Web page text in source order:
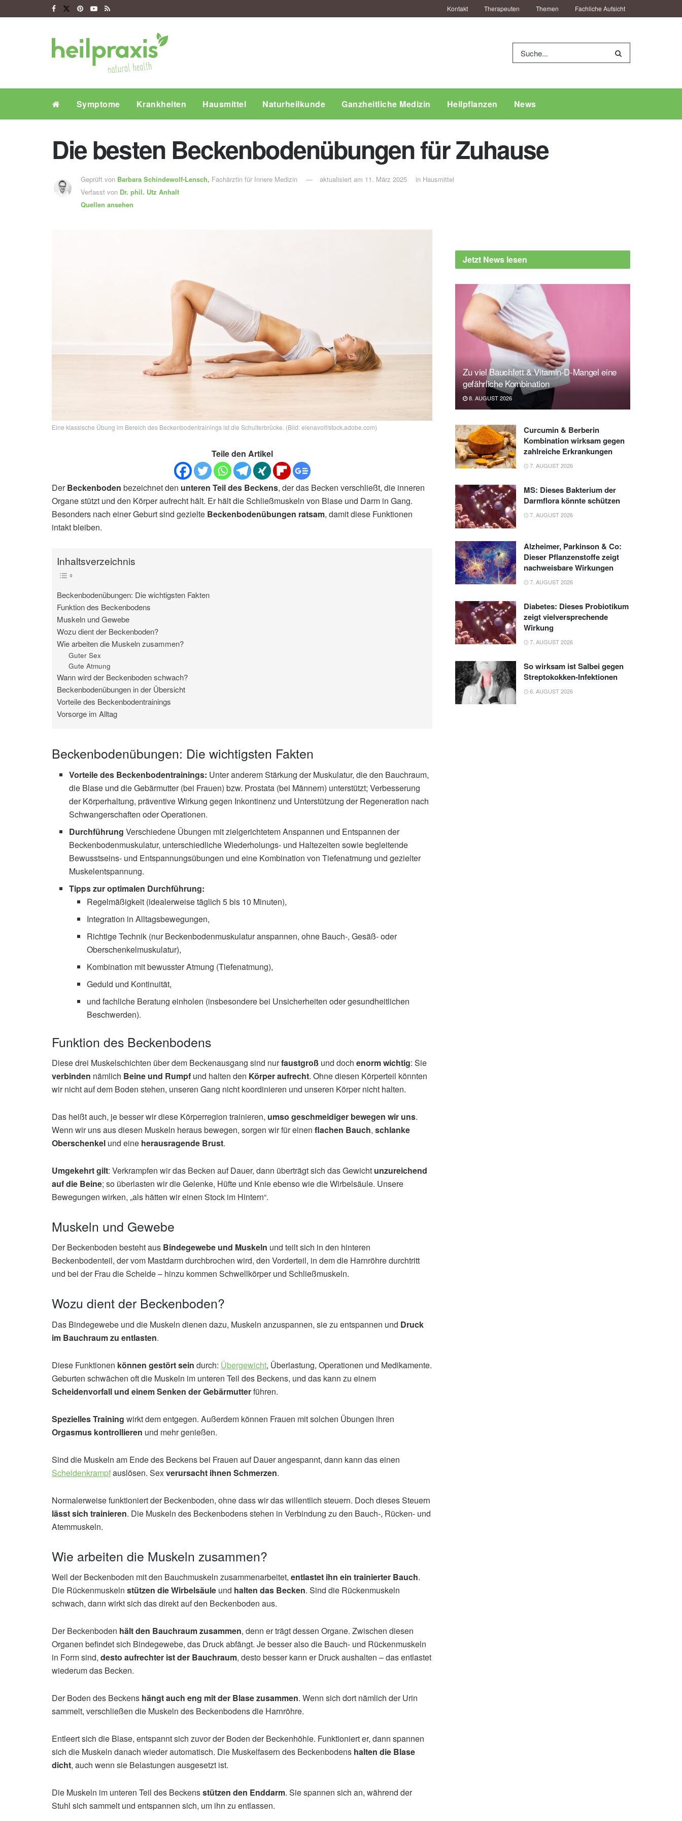
Kontakt Therapeuten Themen Fachliche Aufsicht
Symptome Krankheiten Hausmittel Naturheilkunde Ganzheitliche Medizin Heilpflanzen News
Die besten Beckenbodenübungen für Zuhause
Geprüft von Barbara Schindewolf-Lensch, Fachärztin für Innere Medizin
Verfasst von Dr. phil. Utz Anhalt
Quellen ansehen
aktualisiert am 11. März 2025 in Hausmittel
Eine klassische Übung im Bereich des Beckenbodentrainings ist die Schulterbrücke. (Bild: elenavolf/stock.adobe.com)
Teile den Artikel
DerBeckenboden bezeichnet den unteren Teil des Beckens, der das Becken verschließt, die inneren
Organe stützt und den Körper aufrecht hält. Er hält die Schließmuskeln von Blase und Darm in Gang.
Besonders nach einer Geburt sind gezielte Beckenbodenübungen ratsam, damit diese Funktionen
intakt bleiben.
Inhaltsverzeichnis
Beckenbodenübungen: Die wichtigsten Fakten
Funktion des Beckenbodens
Muskeln und Gewebe
Wozu dient der Beckenboden?
Wie arbeiten die Muskeln zusammen?
Guter Sex
Gute Atmung
Wann wird der Beckenboden schwach?
Beckenbodenübungen in der Übersicht
Vorteile des Beckenbodentrainings
Vorsorge im Alltag
Beckenbodenübungen: Die wichtigsten Fakten
Vorteile des Beckenbodentrainings: Unter anderem Stärkung der Muskulatur, die den Bauchraum,
die Blase und die Gebärmutter (bei Frauen) bzw. Prostata (bei Männern) unterstützt; Verbesserung
der Körperhaltung, präventive Wirkung gegen Inkontinenz und Unterstützung der Regeneration nach
Schwangerschaften oder Operationen.
Durchführung Verschiedene Übungen mit zielgerichtetem Anspannen und Entspannen der
Beckenbodenmuskulatur, unterschiedliche Wiederholungs- und Haltezeiten sowie begleitende
Bewusstseins- und Entspannungsübungen und eine Kombination von Tiefenatmung und gezielter
Muskelentspannung.
Tipps zur optimalen Durchführung:
Regelmäßigkeit (idealerweise täglich 5 bis 10 Minuten),
Integration in Alltagsbewegungen,
Richtige Technik (nur Beckenbodenmuskulatur anspannen, ohne Bauch-, Gesäß- oder
Oberschenkelmuskulatur),
Kombination mit bewusster Atmung (Tiefenatmung),
Geduld und Kontinuität,
und fachliche Beratung einholen (insbesondere bei Unsicherheiten oder gesundheitlichen
Beschwerden).
Funktion des Beckenbodens
Diese drei Muskelschichten über dem Beckenausgang sind nurfaustgroß und doch enorm wichtig: Sie
verbinden nämlich Beine und Rumpf und halten den Körper aufrecht. Ohne diesen Körperteil könnten
wir nicht auf dem Boden stehen, unseren Gang nicht koordinieren und unseren Körper nicht halten.
Das heißt auch, je besser wir diese Körperregion trainieren, umso geschmeidiger bewegen wir uns.
Wenn wir uns aus diesen Muskeln heraus bewegen, sorgen wir für einen flachen Bauch, schlanke
Oberschenkel und eine herausragende Brust.
Umgekehrt gilt: Verkrampfen wir das Becken auf Dauer, dann überträgt sich das Gewicht unzureichend
auf die Beine; so überlasten wir die Gelenke, Hüfte und Knie ebenso wie die Wirbelsäule. Unsere
Bewegungen wirken, „als hätten wir einen Stock im Hintern“.
Muskeln und Gewebe
Der Beckenboden besteht aus Bindegewebe und Muskeln und teilt sich in den hinteren
Beckenbodenteil, der vom Mastdarm durchbrochen wird, den Vorderteil, in dem die Harnröhre durchtritt
und bei der Frau die Scheide – hinzu kommen Schwellkörper und Schließmuskeln.
Wozu dient der Beckenboden?
Das Bindegewebe und die Muskeln dienen dazu, Muskeln anzuspannen, sie zu entspannen und Druck
im Bauchraum zu entlasten.
Diese Funktionen können gestört sein durch: Übergewicht, Überlastung, Operationen und Medikamente.
Geburten schwächen oft die Muskeln im unteren Teil des Beckens, und das kann zu einem
Scheidenvorfall und einem Senken der Gebärmutterführen.
Spezielles Training wirkt dem entgegen. Außerdem können Frauen mit solchen Übungen ihren
Orgasmus kontrollieren und mehr genießen.
Sind die Muskeln am Ende des Beckens bei Frauen auf Dauer angespannt, dann kann das einen
Scheidenkrampfauslösen. Sexverursacht ihnen Schmerzen.
Normalerweise funktioniert der Beckenboden, ohne dass wir das willentlich steuern. Doch dieses Steuern
lässt sich trainieren. Die Muskeln des Beckenbodens stehen in Verbindung zu den Bauch-, Rücken- und
Atemmuskeln.
Wie arbeiten die Muskeln zusammen?
Weil der Beckenboden mit den Bauchmuskeln zusammenarbeitet, entlastet ihn ein trainierter Bauch.
Die Rückenmuskeln stützen die Wirbelsäule und halten das Becken. Sind die Rückenmuskeln
schwach, dann wirkt sich das direkt auf den Beckenboden aus.
Der Beckenboden hält den Bauchraum zusammen, denn er trägt dessen Organe. Zwischen diesen
Organen befindet sich Bindegewebe, das Druck abfängt. Je besser also die Bauch- und Rückenmuskeln
in Form sind, desto aufrechter ist der Bauchraum, desto besser kann er Druck aushalten – das entlastet
wiederum das Becken.
Der Boden des Beckens hängt auch eng mit der Blase zusammen. Wenn sich dort nämlich der Urin
sammelt, verschließen die Muskeln des Beckenbodens die Harnröhre.
Entleert sich die Blase, entspannt sich zuvor der Boden der Beckenhöhle. Funktioniert er, dann spannen
sich die Muskeln danach wieder automatisch. Die Muskelfasern des Beckenbodens halten die Blase
dicht, auch wenn sie Belastungen ausgesetzt ist.
Die Muskeln im unteren Teil des Beckensstützen den Enddarm. Sie spannen sich an, während der
Stuhl sich sammelt und entspannen sich, um ihn zu entlassen.
Jetzt News lesen
Zu viel Bauchfett & Vitamin-D-Mangel eine
gefährliche Kombination
8. AUGUST 2026
Curcumin & Berberin
Kombination wirksam gegen
zahlreiche Erkrankungen
7. AUGUST 2026
MS: Dieses Bakterium der
Darmflora könnte schützen
7. AUGUST 2026
Alzheimer, Parkinson & Co:
Dieser Pflanzenstoffe zeigt
nachweisbare Wirkungen
7. AUGUST 2026
Diabetes: Dieses Probiotikum
zeigt vielversprechende
Wirkung
7. AUGUST 2026
So wirksam ist Salbei gegen
Streptokokken-Infektionen
6. AUGUST 2026